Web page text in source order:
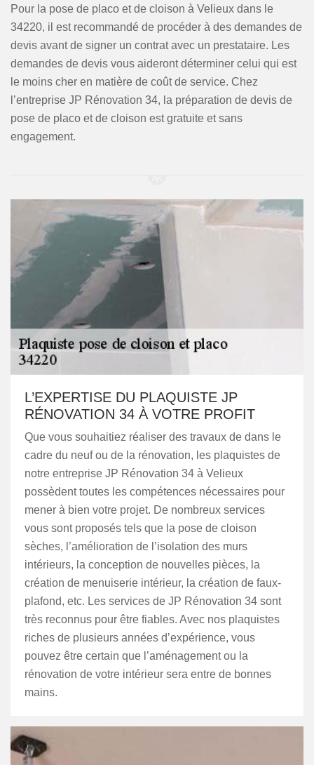
Pour la pose de placo et de cloison à Velieux dans le
34220, il est recommandé de procéder à des demandes de
devis avant de signer un contrat avec un prestataire. Les
demandes de devis vous aideront déterminer celui qui est
le moins cher en matière de coût de service. Chez
l’entreprise JP Rénovation 34, la préparation de devis de
pose de placo et de cloison est gratuite et sans
engagement.
L’EXPERTISE DU PLAQUISTE JP
RÉNOVATION 34 À VOTRE PROFIT
Que vous souhaitiez réaliser des travaux de dans le
cadre du neuf ou de la rénovation, les plaquistes de
notre entreprise JP Rénovation 34 à Velieux
possèdent toutes les compétences nécessaires pour
mener à bien votre projet. De nombreux services
vous sont proposés tels que la pose de cloison
sèches, l’amélioration de l’isolation des murs
intérieurs, la conception de nouvelles pièces, la
création de menuiserie intérieur, la création de faux-
plafond, etc. Les services de JP Rénovation 34 sont
très reconnus pour être fiables. Avec nos plaquistes
riches de plusieurs années d’expérience, vous
pouvez être certain que l’aménagement ou la
rénovation de votre intérieur sera entre de bonnes
mains.